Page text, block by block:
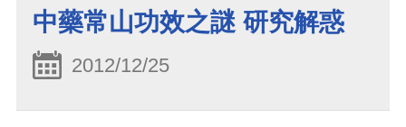
中藥常山功效之謎 研究解惑
2012/12/25